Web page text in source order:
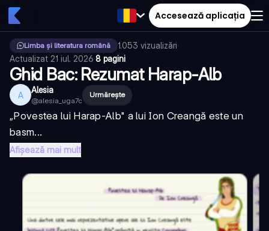
Accesează aplicația
Limba și literatura română 1.053 vizualizări·
Actualizat 21 iul. 2026·8 pagini
Ghid Bac: Rezumat Harap-Alb
A Alesia
@alesia_uga7c
Urmărește
„Povestea lui Harap-Alb" a lui Ion Creangă este un
basm...
Afișează mai mult